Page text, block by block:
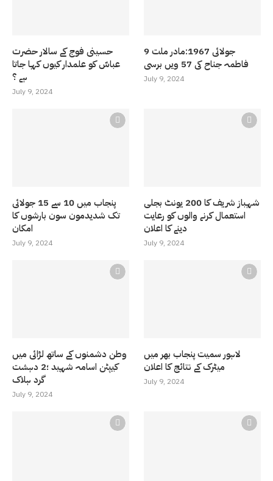
حسینی فوج کے سالار حضرت
عباسّ کو علمدار کیوں کہا جاتا
ہے ؟
July 9, 2024
9 جولائی 1967:مادر ملت
فاطمہ جناح کی 57 ویں برسی
July 9, 2024
پنجاب میں 10 سے 15 جولائی
تک شدیدمون سون بارشوں کا
امکان
July 9, 2024
شہباز شریف کا 200 یونٹ بجلی
استعمال کرنے والوں کو رعایت
دینے کا اعلان
July 9, 2024
وطن دشمنوں کے ساتھ لڑائی میں
کیپٹن اسامہ شہید ؛2 دہشت
گرد ہلاک
July 9, 2024
لاہور سمیت پنجاب بھر میں
میٹرک کے نتائج کا اعلان
July 9, 2024